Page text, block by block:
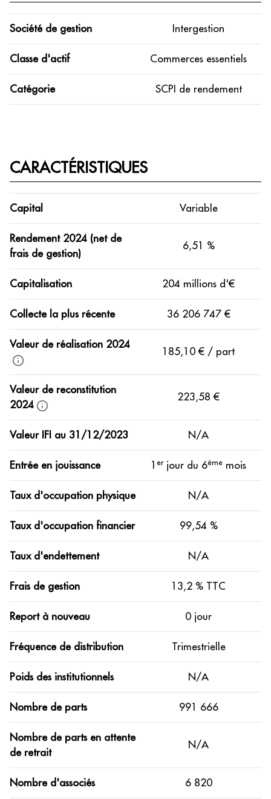
Société de gestion Intergestion
Classe d'actif Commerces essentiels
Catégorie SCPI de rendement
CARACTÉRISTIQUES
Capital Variable
Rendement 2024 (net de
frais de gestion)
6,51 %
Capitalisation 204 millions d'€
Collecte la plus récente 36 206 747 €
Valeur de réalisation 2024
185,10 € / part
Valeur de reconstitution
2024
223,58 €
Valeur IFI au 31/12/2023 N/A
Entrée en jouissance 1 erjour du 6ème mois
Taux d'occupation physique N/A
Taux d'occupation financier 99,54 %
Taux d'endettement N/A
Frais de gestion 13,2 % TTC
Report à nouveau 0 jour
Fréquence de distribution Trimestrielle
Poids des institutionnels N/A
Nombre de parts 991 666
Nombre de parts en attente
de retrait
N/A
Nombre d'associés 6 820